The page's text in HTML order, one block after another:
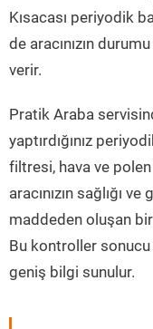
Kısacası periyodik
de aracınızın
verir.
Pratik Araba
yaptırdığınız
filtresi, hava ve
aracınızın sağlığı
maddeden oluşan
Bu kontroller sonucu
geniş bilgi sunulur.